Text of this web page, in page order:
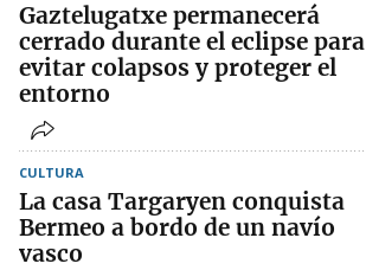
Gaztelugatxe permanecerá
cerrado durante el eclipse para
evitar colapsos y proteger el
entorno
CULTURA
La casa Targaryen conquista
Bermeo a bordo de un navío
vasco